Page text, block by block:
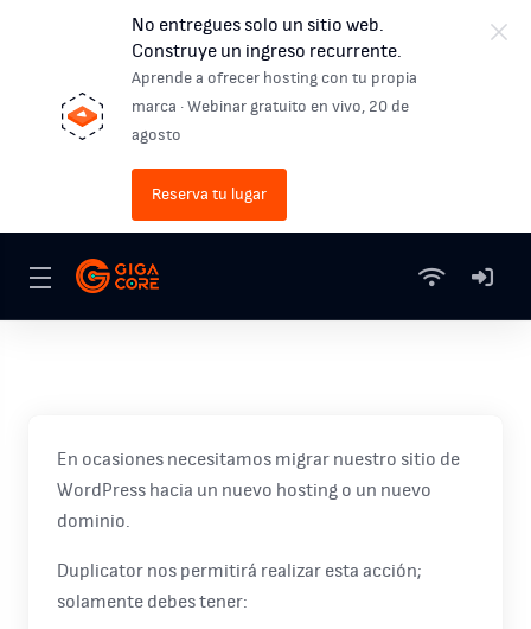
No entregues solo un sitio web.
Construye un ingreso recurrente.
Aprende a ofrecer hosting con tu propia
marca · Webinar gratuito en vivo, 20 de
agosto
Reserva tu lugar
En ocasiones necesitamos migrar nuestro sitio de
WordPress hacia un nuevo hosting o un nuevo
dominio.
Duplicator nos permitirá realizar esta acción;
solamente debes tener: